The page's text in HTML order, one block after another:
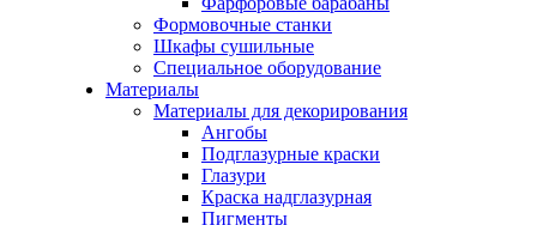
Формовочные станки
Шкафы сушильные
Специальное оборудование
Материалы
Материалы для декорирования
Ангобы
Подглазурные краски
Глазури
Краска надглазурная
Пигменты